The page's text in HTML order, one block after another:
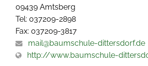
09439 Amtsberg
Tel: 037209-2898
Fax: 037209-3817
mail@baumschule-dittersdorf.de
http://www.baumschule-